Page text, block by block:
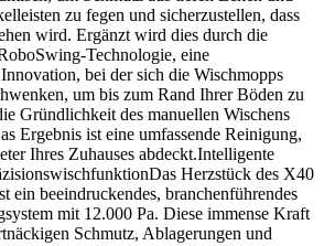
zu fegen und sicherzustellen, dass
wird. Ergänzt wird dies durch die
Technologie, eine
bei der sich die Wischmopps
um bis zum Rand Ihrer Böden zu
Gründlichkeit des manuellen Wischens
Ergebnis ist eine umfassende Reinigung,
Ihres Zuhauses abdeckt.Intelligente
Herzstück des X40
ein beeindruckendes, branchenführendes
mit 12.000 Pa. Diese immense Kraft
Schmutz, Ablagerungen und